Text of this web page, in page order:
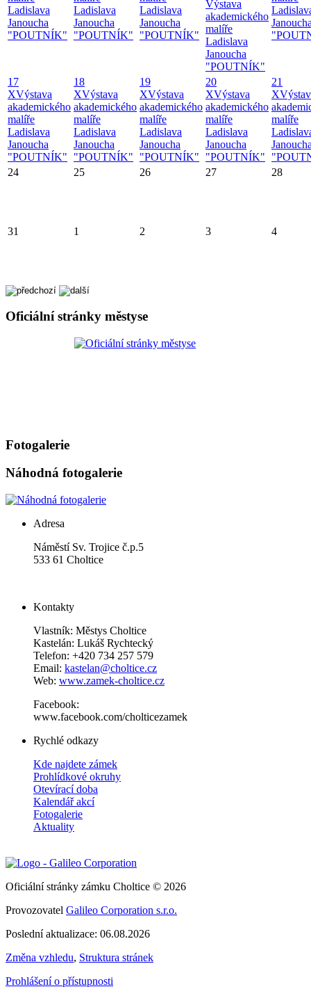
Ladislava
Janoucha
"POUTNÍK"
Ladislava
Janoucha
"POUTNÍK"
Ladislava
Janoucha
"POUTNÍK"
Výstava
akademického
malíře
Ladislava
Janoucha
"POUTNÍK"
17
XVýstava
akademického
malíře
Ladislava
Janoucha
"POUTNÍK"
18
XVýstava
akademického
malíře
Ladislava
Janoucha
"POUTNÍK"
19
XVýstava
akademického
malíře
Ladislava
Janoucha
"POUTNÍK"
20
XVýstava
akademického
malíře
Ladislava
Janoucha
"POUTNÍK"
21
X
malíře
24
25 26 27 28
31 1 2 3 4
Oficiální stránky městyse
Fotogalerie
Náhodná fotogalerie
Adresa
Náměstí Sv. Trojice č.p.5
533 61 Choltice
Kontakty
Vlastník: Městys Choltice
Kastelán: Lukáš Rychtecký
Telefon: +420 734 257 579
Email: kastelan@choltice.cz
Web: www.zamek-choltice.cz
Facebook:
www.facebook.com/cholticezamek
Rychlé odkazy
Kde najdete zámek
Prohlídkové okruhy
Otevírací doba
Kalendář akcí
Fotogalerie
Aktuality
Oficiální stránky zámku Choltice © 2026
Provozovatel Galileo Corporation s.r.o.
Poslední aktualizace: 06.08.2026
Změna vzhledu, Struktura stránek
Prohlášení o přístupnosti